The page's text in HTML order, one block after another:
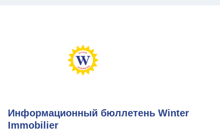
Информационный бюллетень Winter
Immobilier